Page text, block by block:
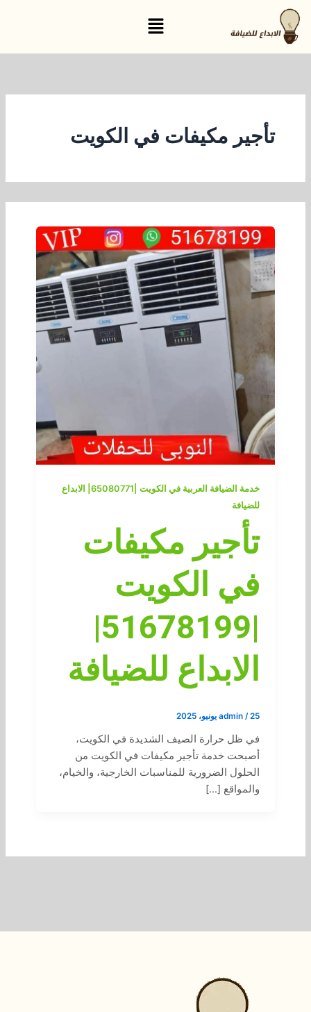
تخطي
إلى
المحتوى
القائمة
تأجير مكيفات في الكويت
خدمة الضيافة العربية في الكويت |65080771| الابداع
للضيافة
تأجير مكيفات
في الكويت
|51678199|
الابداع للضيافة
admin /25 يونيو، 2025
في ظل حرارة الصيف الشديدة في الكويت،
أصبحت خدمة تأجير مكيفات في الكويت من
الحلول الضرورية للمناسبات الخارجية، والخيام،
والمواقع […]